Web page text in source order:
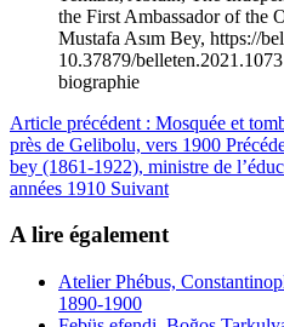
the First Ambassador of the
Mustafa Asım Bey, https://
10.37879/
biographie
Article précédent : Mosquée et
près de Gelibolu, vers 1900
bey (1861-1922), ministre de
années 1910 Suivant
A lire également
Atelier Phébus,
1890-1900